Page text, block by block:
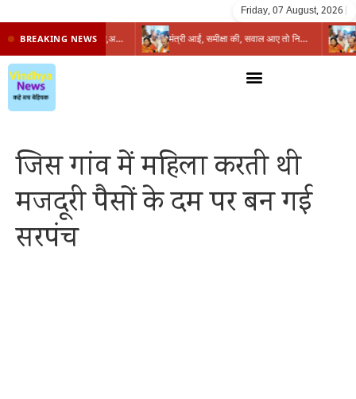
Friday, 07 August, 2026
BREAKING NEWS प्रभारी मंत्री के निशाने पर नगर निगम,अफसरों को 10 दिन का अल्टीमेटम,नहीं होगी कार्रवाई, महापौर-आयुक्त के बीच सौहार्दहीनता पर मंत्री ने उठाए सवाल मंत्री आईं, समीक्षा की, सवाल आए तो निकल गईं – खाली जयंत चौंकीं पर नहीं दिया जवाब
जिस गांव में महिला करती थी
मजदूरी पैसों के दम पर बन गई
सरपंच